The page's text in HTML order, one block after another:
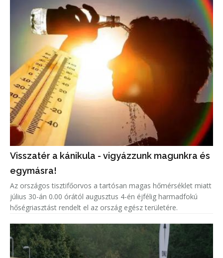
Visszatér a kánikula - vigyázzunk magunkra és
egymásra!
Az országos tisztifőorvos a tartósan magas hőmérséklet miatt
július 30-án 0.00 órától augusztus 4-én éjfélig harmadfokú
hőségriasztást rendelt el az ország egész területére.